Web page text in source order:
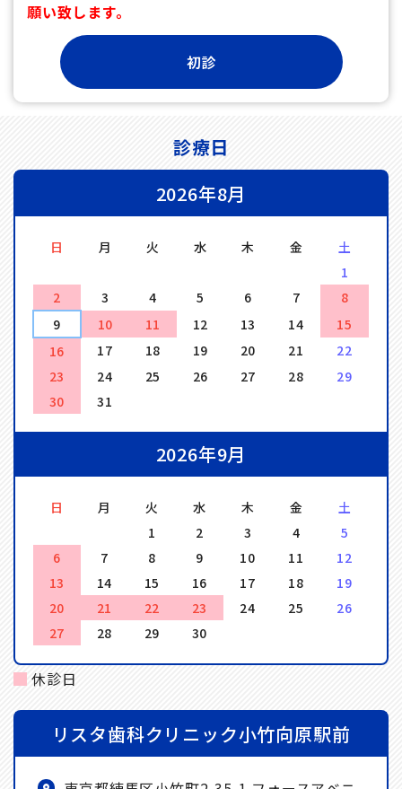
願い致します。
診療日
2026年8月
日 月 火 水 木 金
土
1
2
3 4 5 6 7
8
9
10 11 12 13 14
15
16
17 18 19 20 21
22
23
24 25 26 27 28
29
30
31
2026年9月
日 月 火 水 木 金
土
1
2 3 4
5
6
7 8 9 10 11
12
13
14 15 16 17 18
19
20
21 22 23 24 25
26
27
28 29 30
休診日
リスタ歯科クリニック小竹向原駅前